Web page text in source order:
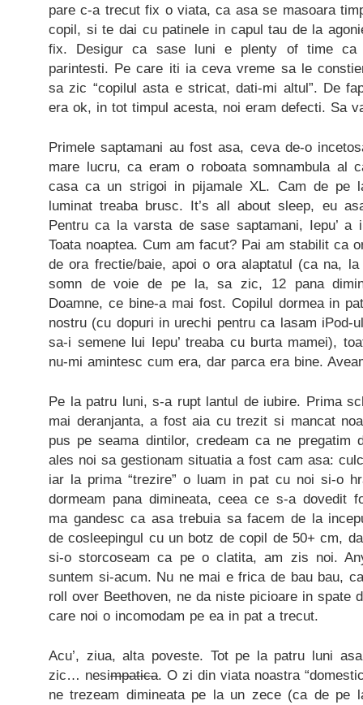
pare c-a trecut fix o viata, ca asa se masoara
copil, si te dai cu patinele in capul tau de la
fix. Desigur ca sase luni e plenty of time ca
parintesti. Pe care iti ia ceva vreme sa le
sa zic “copilul asta e stricat, dati-mi altul”. De
era ok, in tot timpul acesta, noi eram defecti. Sa
Primele saptamani au fost asa, ceva de-o
mare lucru, ca eram o roboata somnambula al
casa ca un strigoi in pijamale XL. Cam de pe
luminat treaba brusc. It’s all about sleep, eu
Pentru ca la varsta de sase saptamani, Iepu’ a
Toata noaptea. Cum am facut? Pai am stabilit ca
de ora frectie/baie, apoi o ora alaptatul (ca na,
somn de voie de pe la, sa zic, 12 pana
Doamne, ce bine-a mai fost. Copilul dormea in
nostru (cu dopuri in urechi pentru ca lasam iPod-
sa-i semene lui Iepu’ treaba cu burta mamei),
nu-mi amintesc cum era, dar parca era bine.
Pe la patru luni, s-a rupt lantul de iubire. Prima
mai deranjanta, a fost aia cu trezit si mancat
pus pe seama dintilor, credeam ca ne
ales noi sa gestionam situatia a fost cam asa:
iar la prima “trezire” o luam in pat cu noi si-o
dormeam pana dimineata, ceea ce s-a dovedit
ma gandesc ca asa trebuia sa facem de la
de cosleepingul cu un botz de copil de 50+ cm,
si-o storcoseam ca pe o clatita, am zis noi.
suntem si-acum. Nu ne mai e frica de bau bau,
roll over Beethoven, ne da niste picioare in spate
care noi o incomodam pe ea in pat a trecut.
Acu’, ziua, alta poveste. Tot pe la patru luni
zic… nesimpatica. O zi din viata noastra
ne trezeam dimineata pe la un zece (ca de pe